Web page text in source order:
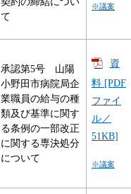
て
※議案
承認第5号 山陽
小野田市病院局企
業職員の給与の種
類及び基準に関す
る条例の一部改正
に関する専決処分
について
資
料 [PDF
ファイ
ル／
51KB]
※議案